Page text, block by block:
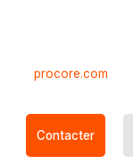
procore.com
Contacter